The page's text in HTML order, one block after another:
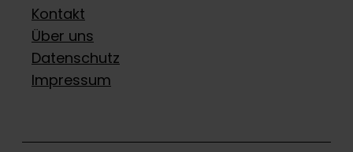
Kontakt
Über uns
Datenschutz
Impressum